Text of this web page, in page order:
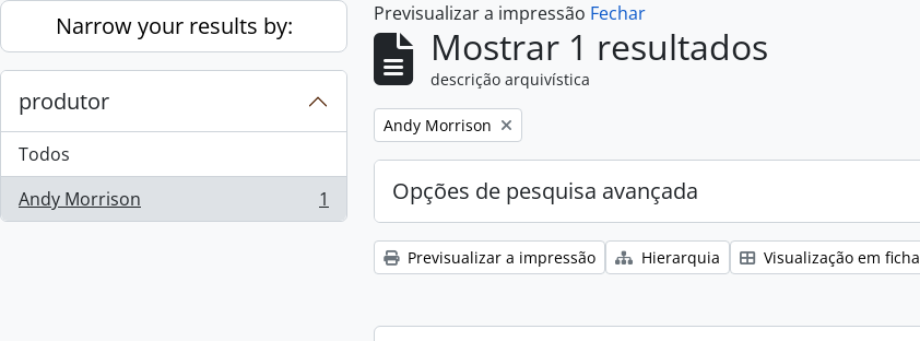
Skip to main content
Narrow your results by:
produtor
Todos
Andy Morrison
, 1 resultados 1
Previsualizar a impressão Fechar
Mostrar 1 resultados
descrição arquivística
Remove filter:
Andy Morrison
Opções de pesquisa avançada
Previsualizar a impressão Hierarquia Visualização em ficha